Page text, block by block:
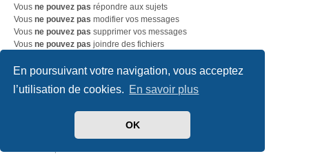
En poursuivant votre navigation, vous acceptez
l’utilisation de cookies. En savoir plus
OK
Vous ne pouvez pas répondre aux sujets
Vous ne pouvez pas modifier vos messages
Vous ne pouvez pas supprimer vos messages
Vous ne pouvez pas joindre des fichiers
Accueil Index du forum Nous contacter
phpBB® Forum Software © phpBB Limited
created by INVENTEA & v12mike